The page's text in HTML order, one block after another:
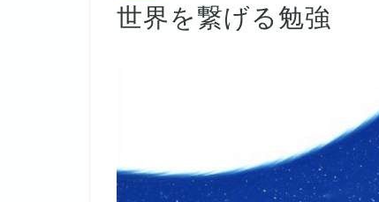
世界を繋げる勉強